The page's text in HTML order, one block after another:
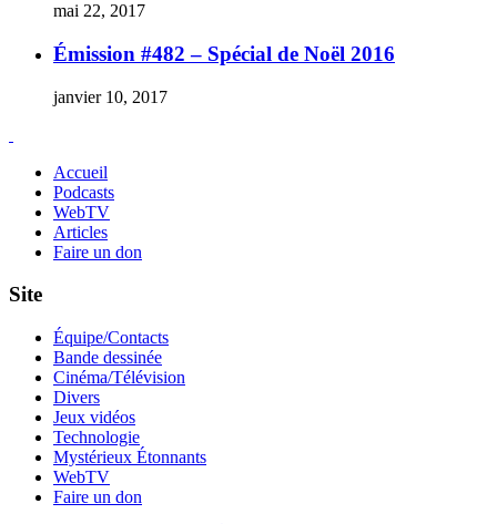
mai 22, 2017
Émission #482 – Spécial de Noël 2016
janvier 10, 2017
Accueil
Podcasts
WebTV
Articles
Faire un don
Site
Équipe/Contacts
Bande dessinée
Cinéma/Télévision
Divers
Jeux vidéos
Technologie
Mystérieux Étonnants
WebTV
Faire un don